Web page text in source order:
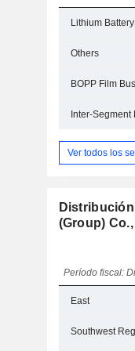
Lithium
Others
BOPP Film
Inter-Segment
Ver todos los
(Group)
Período fiscal:
East
Southwest